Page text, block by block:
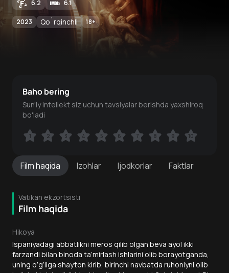
6.2 6.1
2023 Qo`rqinchli 18+
Filmhaqida Izohlar Ijodkorlar Faktlar
Vatikan ekzortsisti
Film haqida
Hikoya
Ispaniyadagi abbatlikni meros qilib olgan beva ayol ikki
farzandi bilan binoda ta’mirlash ishlarini olib borayotganda,
uning o‘g‘liga shayton kirib, birinchi navbatda ruhoniyni olib
Baho bering
Sun'iy intellekt siz uchun tavsiyalar berishda yaxshiroq
bo'ladi
1 2 3 4 5 6 7 8 9 10
1 2 3 4 5 6 7 8 9 10